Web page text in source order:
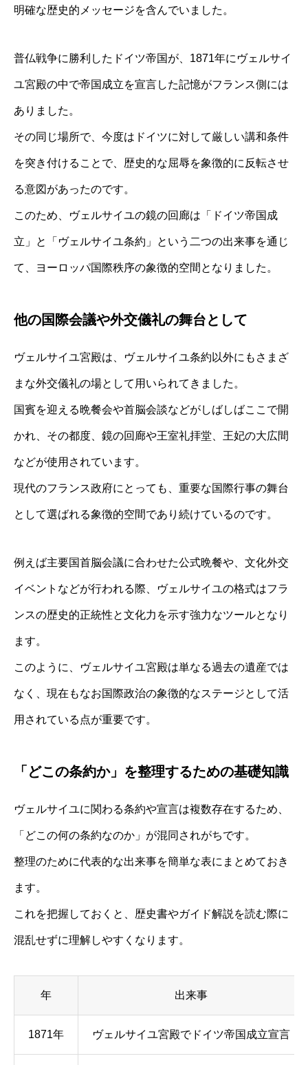
明確な歴史的メッセージを含んでいました。
普仏戦争に勝利したドイツ帝国が、1871年にヴェルサイ
ユ宮殿の中で帝国成立を宣言した記憶がフランス側には
ありました。
その同じ場所で、今度はドイツに対して厳しい講和条件
を突き付けることで、歴史的な屈辱を象徴的に反転させ
る意図があったのです。
このため、ヴェルサイユの鏡の回廊は「ドイツ帝国成
立」と「ヴェルサイユ条約」という二つの出来事を通じ
て、ヨーロッパ国際秩序の象徴的空間となりました。
他の国際会議や外交儀礼の舞台として
ヴェルサイユ宮殿は、ヴェルサイユ条約以外にもさまざ
まな外交儀礼の場として用いられてきました。
国賓を迎える晩餐会や首脳会談などがしばしばここで開
かれ、その都度、鏡の回廊や王室礼拝堂、王妃の大広間
などが使用されています。
現代のフランス政府にとっても、重要な国際行事の舞台
として選ばれる象徴的空間であり続けているのです。
例えば主要国首脳会議に合わせた公式晩餐や、文化外交
イベントなどが行われる際、ヴェルサイユの格式はフラ
ンスの歴史的正統性と文化力を示す強力なツールとなり
ます。
このように、ヴェルサイユ宮殿は単なる過去の遺産では
なく、現在もなお国際政治の象徴的なステージとして活
用されている点が重要です。
「どこの条約か」を整理するための基礎知識
ヴェルサイユに関わる条約や宣言は複数存在するため、
「どこの何の条約なのか」が混同されがちです。
整理のために代表的な出来事を簡単な表にまとめておき
ます。
これを把握しておくと、歴史書やガイド解説を読む際に
混乱せずに理解しやすくなります。
年 出来事
1871年 ヴェルサイユ宮殿でドイツ帝国成立宣言